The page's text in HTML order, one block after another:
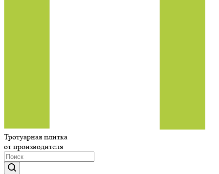
Тротуарная плитка
от производителя